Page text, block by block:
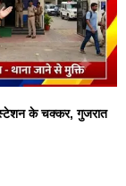
के चक्कर, गुजरात